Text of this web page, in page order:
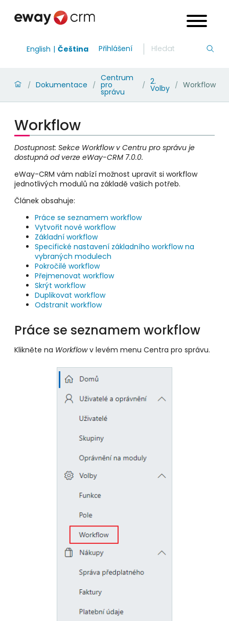
English Čeština Přihlášení
/ Dokumentace /
Centrum
pro
správu
/ 2.
Volby / Workflow
Workflow
Dostupnost: Sekce Workflow v Centru pro správu je
dostupná od verze eWay-CRM 7.0.0.
eWay-CRM vám nabízí možnost upravit si workflow
jednotlivých modulů na základě vašich potřeb.
Článek obsahuje:
Práce se seznamem workflow
Vytvořit nové workflow
Základní workflow
Specifické nastavení základního workflow na
vybraných modulech
Pokročilé workflow
Přejmenovat workflow
Skrýt workflow
Duplikovat workflow
Odstranit workflow
Práce se seznamem workflow
Klikněte na Workflowv levém menu Centra pro správu.